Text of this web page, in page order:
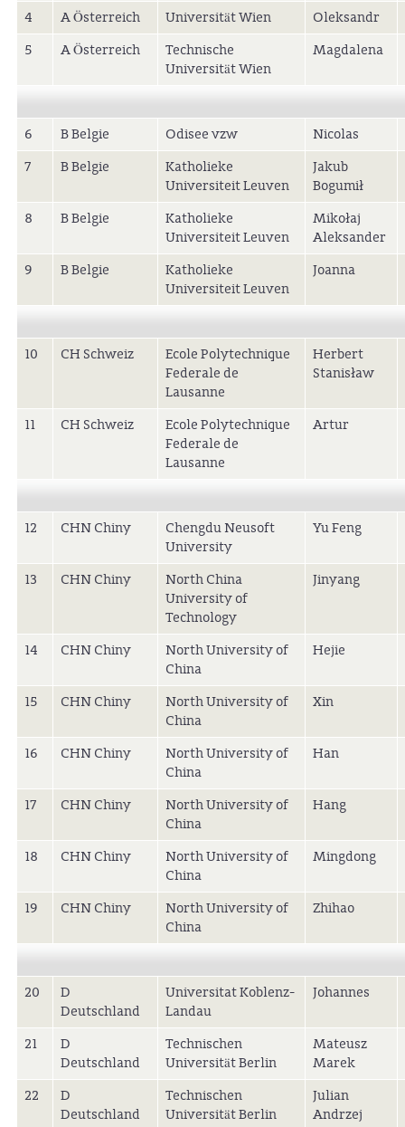
4 A Österreich Universität Wien Oleksandr
5
A Österreich
Technische
Universität Wien
Magdalena
6 B Belgie Odisee vzw Nicolas
7
B Belgie
Katholieke
Universiteit Leuven
Jakub
Bogumił
8 B Belgie
Katholieke
Universiteit Leuven
Mikołaj
Aleksander
9 B Belgie
Katholieke
Universiteit Leuven
Joanna
10 CH Schweiz
Ecole Polytechnique
Federale de
Lausanne
Herbert
Stanisław
11 CH Schweiz
Ecole Polytechnique
Federale de
Lausanne
Artur
12 CHN Chiny
Chengdu Neusoft
University
Yu Feng
13 CHN Chiny
North China
University of
Technology
Jinyang
14 CHN Chiny
North University of
China
Hejie
15 CHN Chiny
North University of
China
Xin
16 CHN Chiny
North University of
China
Han
17 CHN Chiny
North University of
China
Hang
18 CHN Chiny
North University of
China
Mingdong
19 CHN Chiny
North University of
China
Zhihao
20
D
Deutschland
Universitat Koblenz-
Landau
Johannes
21
D
Deutschland
Technischen
Universität Berlin
Mateusz
Marek
22
D
Deutschland
Technischen
Universität Berlin
Julian
Andrzej